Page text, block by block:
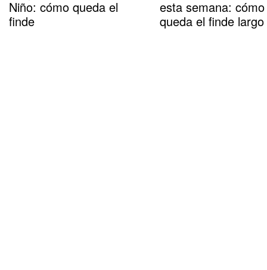
Niño: cómo queda el
finde
esta semana: cómo
queda el finde largo